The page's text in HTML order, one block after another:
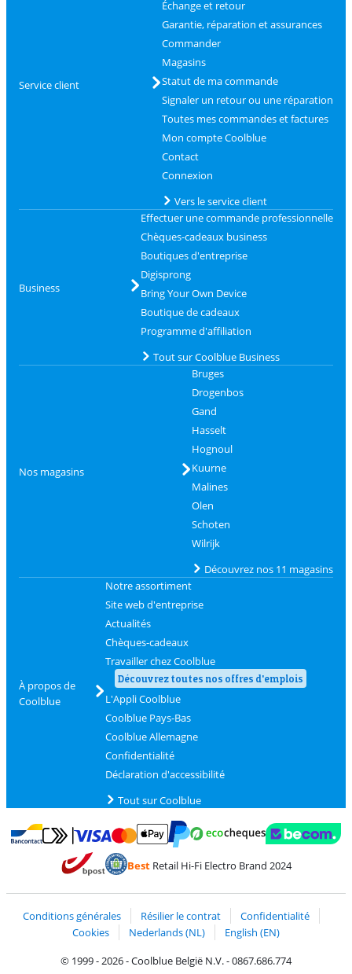
Service client
Échange et retour
Garantie, réparation et assurances
Commander
Magasins
Statut de ma commande
Signaler un retour ou une réparation
Toutes mes commandes et factures
Mon compte Coolblue
Contact
Connexion
Vers le service client
Business
Effectuer une commande professionnelle
Chèques-cadeaux business
Boutiques d'entreprise
Digisprong
Bring Your Own Device
Boutique de cadeaux
Programme d'affiliation
Tout sur Coolblue Business
Nos magasins
Bruges
Drogenbos
Gand
Hasselt
Hognoul
Kuurne
Malines
Olen
Schoten
Wilrijk
Découvrez nos 11 magasins
À propos de
Coolblue
Notre assortiment
Site web d'entreprise
Actualités
Chèques-cadeaux
Travailler chez Coolblue
Découvrez toutes nos offres d'emplois
L'Appli Coolblue
Coolblue Pays-Bas
Coolblue Allemagne
Confidentialité
Déclaration d'accessibilité
Tout sur Coolblue
Payer avec Bancontact
Payer avec MasterCard et Visa via ClickToPay
Payer avec PayPal
BestRetail Hi-Fi Electro Brand 2024
Conditions générales Résilier le contrat
Confidentialité
Cookies
Nederlands (NL)
English (EN)
© 1999 - 2026 - Coolblue België N.V. - 0867.686.774